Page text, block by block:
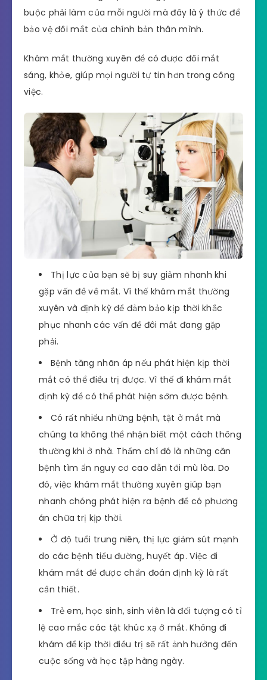
buộc phải làm của mỗi người mà đây là ý thức để
bảo vệ đôi mắt của chính bản thân mình.
Khám mắt thường xuyên để có được đôi mắt
sáng, khỏe, giúp mọi người tự tin hơn trong công
việc.
Thị lực của bạn sẽ bị suy giảm nhanh khi
gặp vấn đề về mắt. Vì thế khám mắt thường
xuyên và định kỳ để đảm bảo kịp thời khắc
phục nhanh các vấn đề đôi mắt đang gặp
phải.
Bệnh tăng nhãn áp nếu phát hiện kịp thời
mắt có thể điều trị được. Vì thế đi khám mắt
định kỳ để có thể phát hiện sớm được bệnh.
Có rất nhiều những bệnh, tật ở mắt mà
chúng ta không thể nhận biết một cách thông
thường khi ở nhà. Thẩm chí đó là những căn
bệnh tìm ẩn nguy cơ cao dẫn tới mù lòa. Do
đó, việc khám mắt thường xuyên giúp bạn
nhanh chóng phát hiện ra bệnh để có phương
án chữa trị kịp thời.
Ở độ tuổi trung niên, thị lực giảm sút mạnh
do các bệnh tiểu đường, huyết áp. Việc đi
khám mắt để được chẩn đoán định kỳ là rất
cần thiết.
Trẻ em, học sinh, sinh viên là đối tượng có tỉ
lệ cao mắc các tật khúc xạ ở mắt. Không đi
khám để kịp thời điều trị sẽ rất ảnh hưởng đến
cuộc sống và học tập hàng ngày.